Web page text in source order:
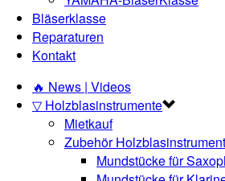
Bläserklasse
Reparaturen
Kontakt
🔥 News | Videos
▽ Holzblasinstrumente
Mietkauf
Zubehör
Mundstücke für